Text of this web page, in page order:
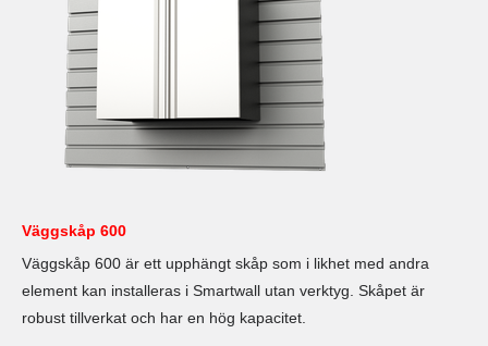
Väggskåp 600
Väggskåp 600 är ett upphängt skåp som i likhet med andra
element kan installeras i Smartwall utan verktyg. Skåpet är
robust tillverkat och har en hög kapacitet.